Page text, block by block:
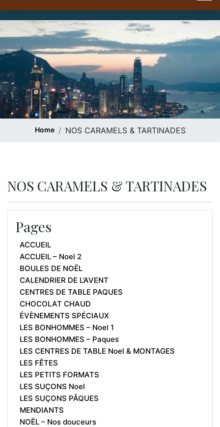
Home NOS CARAMELS & TARTINADES
NOS CARAMELS & TARTINADES
Pages
ACCUEIL
ACCUEIL – Noel 2
BOULES DE NOËL
CALENDRIER DE L’AVENT
CENTRES DE TABLE PAQUES
CHOCOLAT CHAUD
ÉVÈNEMENTS SPÉCIAUX
LES BONHOMMES – Noel 1
LES BONHOMMES – Paques
LES CENTRES DE TABLE Noel & MONTAGES
LES FÊTES
LES PETITS FORMATS
LES SUÇONS Noel
LES SUÇONS PÂQUES
MENDIANTS
NOËL – Nos douceurs